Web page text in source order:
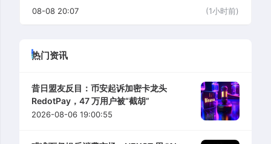
08-08 20:07
(1小时前)
热门资讯
昔日盟友反目：币安起诉加密卡龙头
RedotPay，47 万用户被“截胡”
2026-08-06 19:00:55